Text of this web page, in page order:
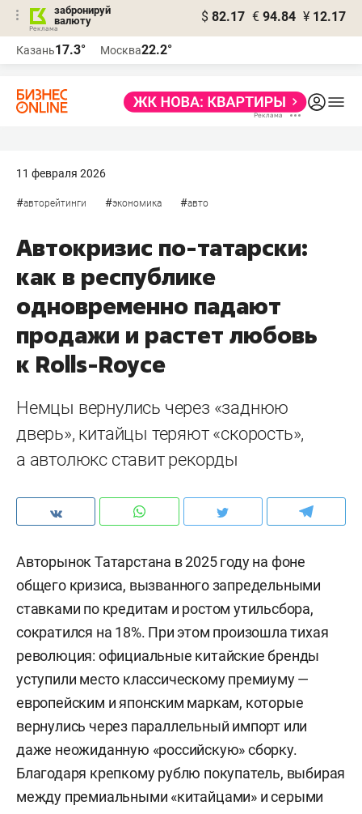
забронируй
валюту
$ 82.17 € 94.84 ¥ 12.17
Казань17.3° Москва22.2°
11 февраля 2026
#авторейтинги #экономика #авто
Автокризис по-татарски:
как в республике
одновременно падают
продажи и растет любовь
к Rolls-Royce
Немцы вернулись через «заднюю
дверь», китайцы теряют «скорость»,
а автолюкс ставит рекорды
Авторынок Татарстана в 2025 году на фоне
общего кризиса, вызванного запредельными
ставками по кредитам и ростом утильсбора,
сократился на 18%. При этом произошла тихая
революция: официальные китайские бренды
уступили место классическому премиуму —
европейским и японским маркам, которые
вернулись через параллельный импорт или
даже неожиданную «российскую» сборку.
Благодаря крепкому рублю покупатель, выбирая
между премиальными «китайцами» и серыми